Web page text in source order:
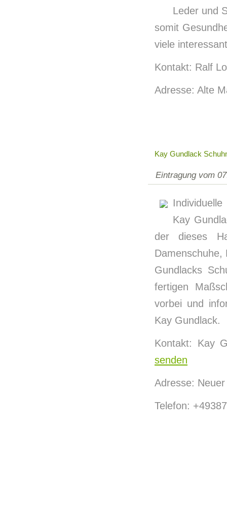
Leder und
somit
viele
Kontakt: Ralf
Adresse: Alte
Kay Gundlack
Eintragung vom
Kay
der dieses
Damenschuhe,
Gundlacks
fertigen
vorbei und
Kay Gundlack.
Kontakt: Kay
senden
Adresse:
Telefon: